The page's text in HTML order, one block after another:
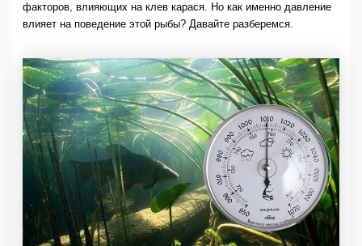
факторов, влияющих на клев карася. Но как именно давление
влияет на поведение этой рыбы? Давайте разберемся.